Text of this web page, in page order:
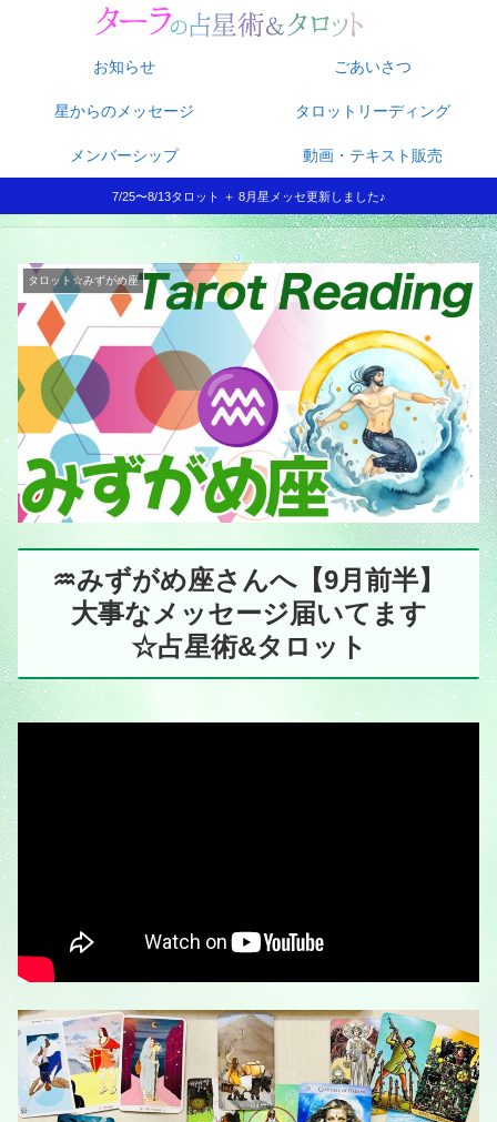
お知らせ ごあいさつ
星からのメッセージ タロットリーディング
メンバーシップ 動画・テキスト販売
7/25〜8/13タロット ＋ 8月星メッセ更新しました♪
タロット☆みずがめ座
♒️みずがめ座さんへ【9月前半】
大事なメッセージ届いてます
☆占星術&タロット